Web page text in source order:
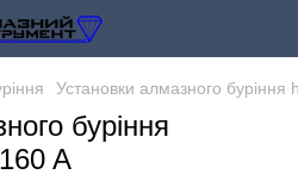
Установки алмазного буріння
буріння
A